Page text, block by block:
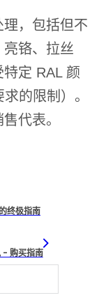
，包括但不
亮铬、拉丝
定 RAL 颜
的限制）。
代表。
终极指南
- 购买指南